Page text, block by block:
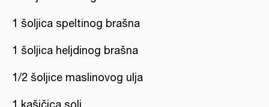
1 šoljica speltinog brašna
1 šoljica heljdinog brašna
1/2 šoljice maslinovog ulja
1 kašičica soli